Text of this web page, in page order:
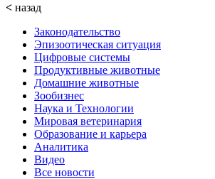
< назад
Законодательство
Эпизоотическая ситуация
Цифровые системы
Продуктивные животные
Домашние животные
Зообизнес
Наука и Технологии
Мировая ветеринария
Образование и карьера
Аналитика
Видео
Все новости